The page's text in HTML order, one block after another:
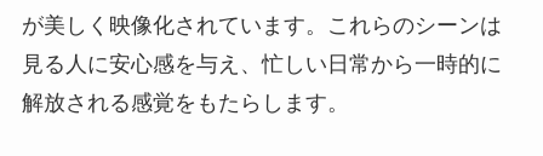
が美しく映像化されています。これらのシーンは
見る人に安心感を与え、忙しい日常から一時的に
解放される感覚をもたらします。